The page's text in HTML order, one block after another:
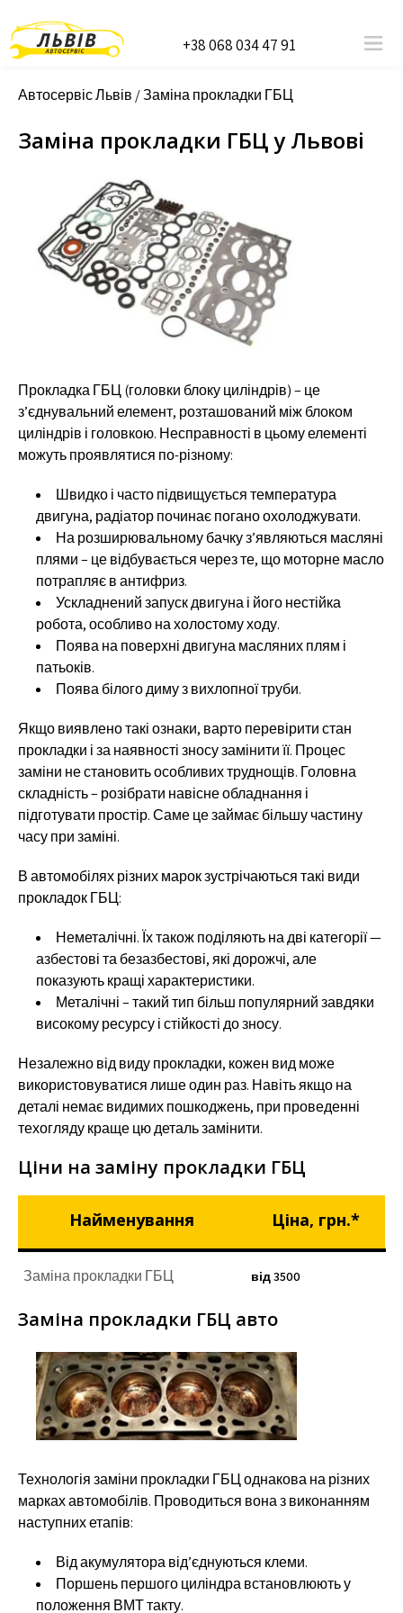
+38 068 034 47 91
Автосервіс Львів /Заміна прокладки ГБЦ
Заміна прокладки ГБЦ у Львові
Прокладка ГБЦ (головки блоку циліндрів) – це
з’єднувальний елемент, розташований між блоком
циліндрів і головкою. Несправності в цьому елементі
можуть проявлятися по-різному:
Швидко і часто підвищується температура
двигуна, радіатор починає погано охолоджувати.
На розширювальному бачку з’являються масляні
плями – це відбувається через те, що моторне масло
потрапляє в антифриз.
Ускладнений запуск двигуна і його нестійка
робота, особливо на холостому ходу.
Поява на поверхні двигуна масляних плям і
патьоків.
Поява білого диму з вихлопної труби.
Якщо виявлено такі ознаки, варто перевірити стан
прокладки і за наявності зносу замінити її. Процес
заміни не становить особливих труднощів. Головна
складність – розібрати навісне обладнання і
підготувати простір. Саме це займає більшу частину
часу при заміні.
В автомобілях різних марок зустрічаються такі види
прокладок ГБЦ:
Неметалічні. Їх також поділяють на дві категорії —
азбестові та безазбестові, які дорожчі, але
показують кращі характеристики.
Металічні – такий тип більш популярний завдяки
високому ресурсу і стійкості до зносу.
Незалежно від виду прокладки, кожен вид може
використовуватися лише один раз. Навіть якщо на
деталі немає видимих пошкоджень, при проведенні
техогляду краще цю деталь замінити.
Ціни на заміну прокладки ГБЦ
Найменування Ціна, грн.*
Заміна прокладки ГБЦ від 3500
Заміна прокладки ГБЦ авто
Технологія заміни прокладки ГБЦ однакова на різних
марках автомобілів. Проводиться вона з виконанням
наступних етапів:
Від акумулятора від’єднуються клеми.
Поршень першого циліндра встановлюють у
положення ВМТ такту.